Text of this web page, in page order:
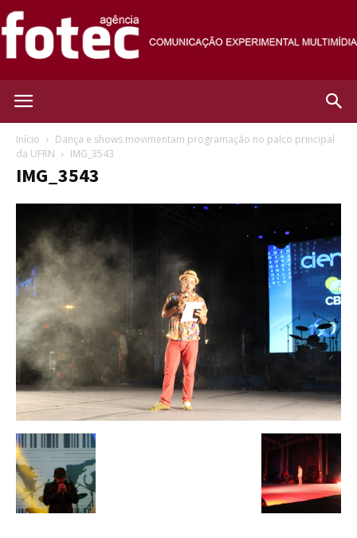
Início
Dança e shows movimentam programação no palco principal
da UFRN
IMG_3543
IMG_3543